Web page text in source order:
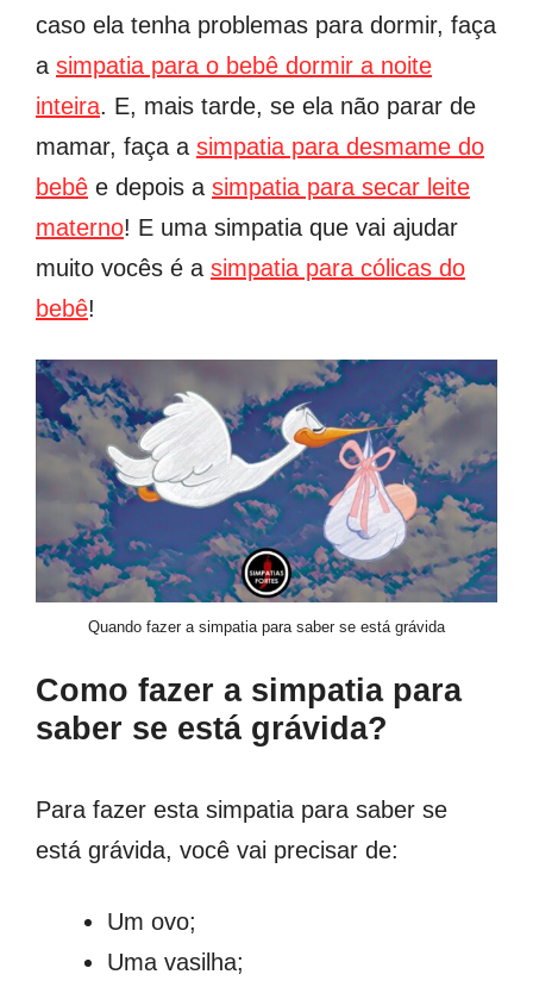
caso ela tenha problemas para dormir, faça
a simpatia para o bebê dormir a noite
inteira. E, mais tarde, se ela não parar de
mamar, faça a simpatia para desmame do
bebê e depois a simpatia para secar leite
materno! E uma simpatia que vai ajudar
muito vocês é a simpatia para cólicas do
bebê!
Quando fazer a simpatia para saber se está grávida
Como fazer a simpatia para
saber se está grávida?
Para fazer esta simpatia para saber se
está grávida, você vai precisar de:
Um ovo;
Uma vasilha;